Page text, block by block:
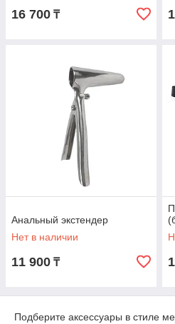
16 700 ₸
Анальный экстендер
Нет в наличии
11 900 ₸
Подберите аксессуары в стиле